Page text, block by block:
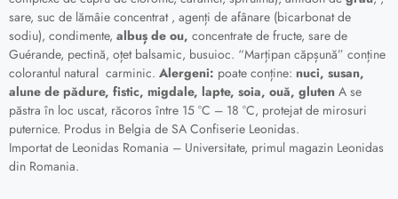
sare, suc de lămâie concentrat , agenți de afânare (bicarbonat de
sodiu), condimente, albuș de ou, concentrate de fructe, sare de
Guérande, pectină, oțet balsamic, busuioc. “Marțipan căpșună” conține
colorantul natural carminic. Alergeni: poate conține: nuci, susan,
alune de pădure, fistic, migdale, lapte, soia, ouă, gluten A se
păstra în loc uscat, răcoros între 15 °C – 18 °C, protejat de mirosuri
puternice. Produs in Belgia de SA Confiserie Leonidas.
Importat de Leonidas Romania – Universitate, primul magazin Leonidas
din Romania.